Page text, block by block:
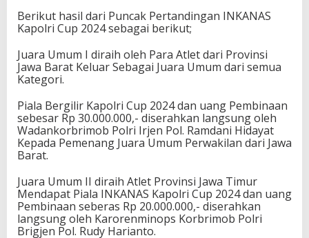
Berikut hasil dari Puncak Pertandingan INKANAS
Kapolri Cup 2024 sebagai berikut;
Juara Umum I diraih oleh Para Atlet dari Provinsi
Jawa Barat Keluar Sebagai Juara Umum dari semua
Kategori.
Piala Bergilir Kapolri Cup 2024 dan uang Pembinaan
sebesar Rp 30.000.000,- diserahkan langsung oleh
Wadankorbrimob Polri Irjen Pol. Ramdani Hidayat
Kepada Pemenang Juara Umum Perwakilan dari Jawa
Barat.
Juara Umum II diraih Atlet Provinsi Jawa Timur
Mendapat Piala INKANAS Kapolri Cup 2024 dan uang
Pembinaan seberas Rp 20.000.000,- diserahkan
langsung oleh Karorenminops Korbrimob Polri
Brigjen Pol. Rudy Harianto.